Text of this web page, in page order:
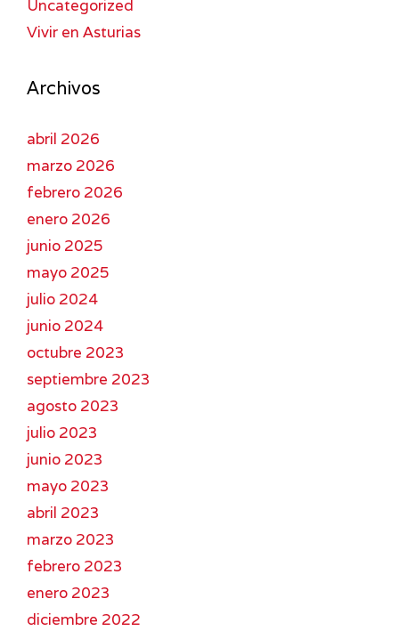
Uncategorized
Vivir en Asturias
Archivos
abril 2026
marzo 2026
febrero 2026
enero 2026
junio 2025
mayo 2025
julio 2024
junio 2024
octubre 2023
septiembre 2023
agosto 2023
julio 2023
junio 2023
mayo 2023
abril 2023
marzo 2023
febrero 2023
enero 2023
diciembre 2022